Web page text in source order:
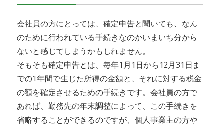
会社員の方にとっては、確定申告と聞いても、なん
のために行われている手続きなのかいまいち分から
ないと感じてしまうかもしれません。
そもそも確定申告とは、毎年1月1日から12月31日ま
での1年間で生じた所得の金額と、それに対する税金
の額を確定させるための手続きです。会社員の方で
あれば、勤務先の年末調整によって、この手続きを
省略することができるのですが、個人事業主の方や